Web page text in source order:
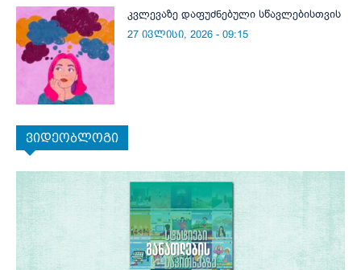
კვლევაზე დაფუძნებული სწავლებისთვის
27 ივლისი, 2026 - 09:15
ვიდეობლოგი